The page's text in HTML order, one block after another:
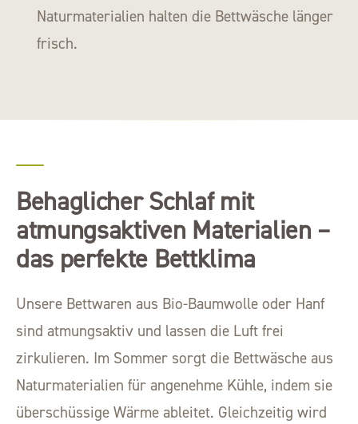
Naturmaterialien halten die Bettwäsche länger
frisch.
Behaglicher Schlaf mit
atmungsaktiven Materialien –
das perfekte Bettklima
Unsere Bettwaren aus Bio-Baumwolle oder Hanf
sind atmungsaktiv und lassen die Luft frei
zirkulieren. Im Sommer sorgt die Bettwäsche aus
Naturmaterialien für angenehme Kühle, indem sie
überschüssige Wärme ableitet. Gleichzeitig wird